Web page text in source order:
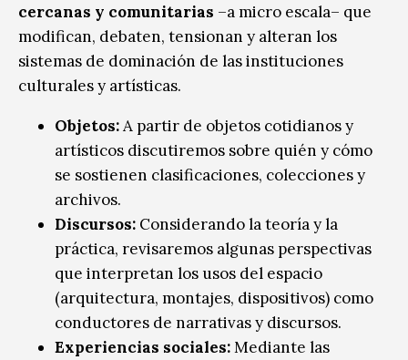
cercanas y comunitarias –a micro escala– que
modifican, debaten, tensionan y alteran los
sistemas de dominación de las instituciones
culturales y artísticas.
Objetos:A partir de objetos cotidianos y
artísticos discutiremos sobre quién y cómo
se sostienen clasificaciones, colecciones y
archivos.
Discursos: Considerando la teoría y la
práctica, revisaremos algunas perspectivas
que interpretan los usos del espacio
(arquitectura, montajes, dispositivos) como
conductores de narrativas y discursos.
Experiencias sociales:Mediante las